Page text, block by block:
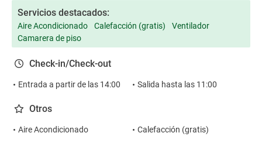
Servicios destacados:
Aire Acondicionado Calefacción (gratis)
Ventilador
Camarera de piso
Check-in/Check-out
Entrada a partir de las 14:00 Salida hasta las 11:00
Otros
Aire Acondicionado Calefacción (gratis)